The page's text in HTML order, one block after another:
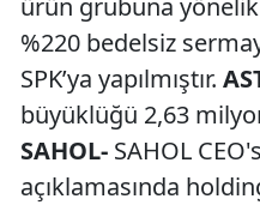
ürün grubuna yönelik
%220 bedelsiz
SPK’ya yapılmıştır.
büyüklüğü 2,63
SAHOL- SAHOL
açıklamasında